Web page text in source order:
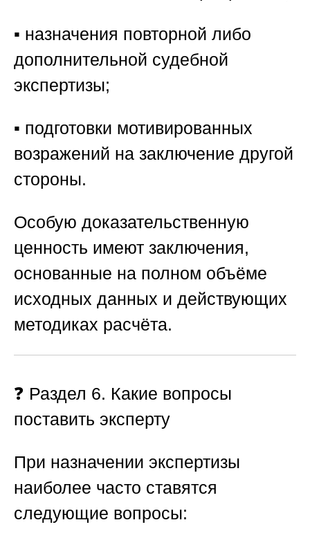
▪️ назначения повторной либо
дополнительной судебной
экспертизы;
▪️ подготовки мотивированных
возражений на заключение другой
стороны.
Особую доказательственную
ценность имеют заключения,
основанные на полном объёме
исходных данных и действующих
методиках расчёта.
❓ Раздел 6. Какие вопросы
поставить эксперту
При назначении экспертизы
наиболее часто ставятся
следующие вопросы: